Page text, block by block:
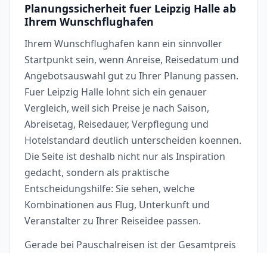
Planungssicherheit fuer Leipzig Halle ab
Ihrem Wunschflughafen
Ihrem Wunschflughafen kann ein sinnvoller
Startpunkt sein, wenn Anreise, Reisedatum und
Angebotsauswahl gut zu Ihrer Planung passen.
Fuer Leipzig Halle lohnt sich ein genauer
Vergleich, weil sich Preise je nach Saison,
Abreisetag, Reisedauer, Verpflegung und
Hotelstandard deutlich unterscheiden koennen.
Die Seite ist deshalb nicht nur als Inspiration
gedacht, sondern als praktische
Entscheidungshilfe: Sie sehen, welche
Kombinationen aus Flug, Unterkunft und
Veranstalter zu Ihrer Reiseidee passen.
Gerade bei Pauschalreisen ist der Gesamtpreis